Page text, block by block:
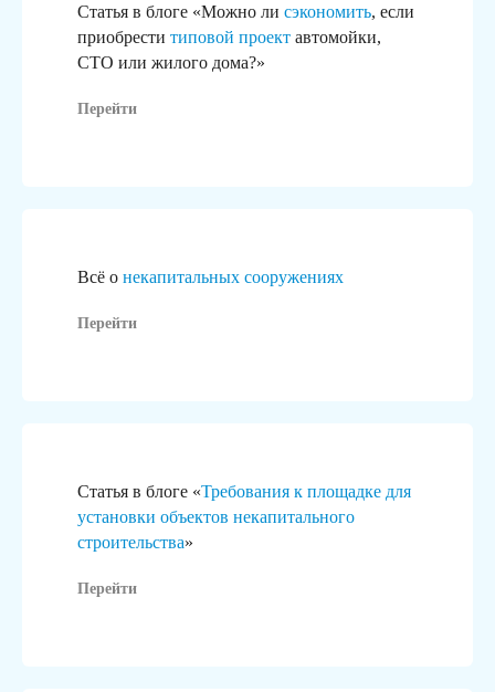
Статья в блоге «Можно ли сэкономить, если
приобрести типовой проект автомойки,
СТО или жилого дома?»
Перейти
Всё о некапитальных сооружениях
Перейти
Статья в блоге «Требования к площадке для
установки объектов некапитального
строительства»
Перейти
Участки и помещения
под бизнес